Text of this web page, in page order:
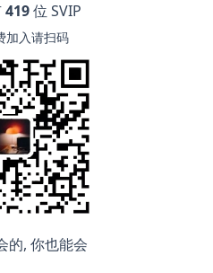
419位 SVIP
加入请扫码
的, 你也能会